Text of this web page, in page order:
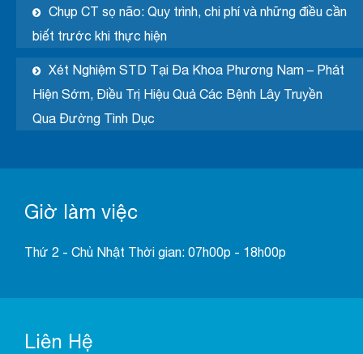
Chụp CT sọ não: Quy trình, chi phí và những điều cần
biết trước khi thực hiện
Xét Nghiệm STD Tại Đa Khoa Phương Nam – Phát
Hiện Sớm, Điều Trị Hiệu Quả Các Bệnh Lây Truyền
Qua Đường Tình Dục
Giờ làm việc
Thứ 2 - Chủ Nhật Thời gian: 07h00p - 18h00p
Liên Hệ